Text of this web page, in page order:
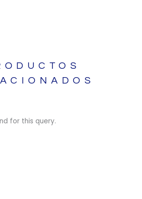
for this query.